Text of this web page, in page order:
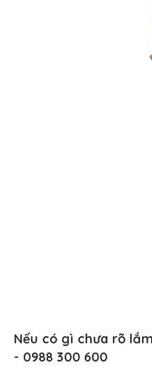
Nếu có gì chưa rõ
- 0988 300 600